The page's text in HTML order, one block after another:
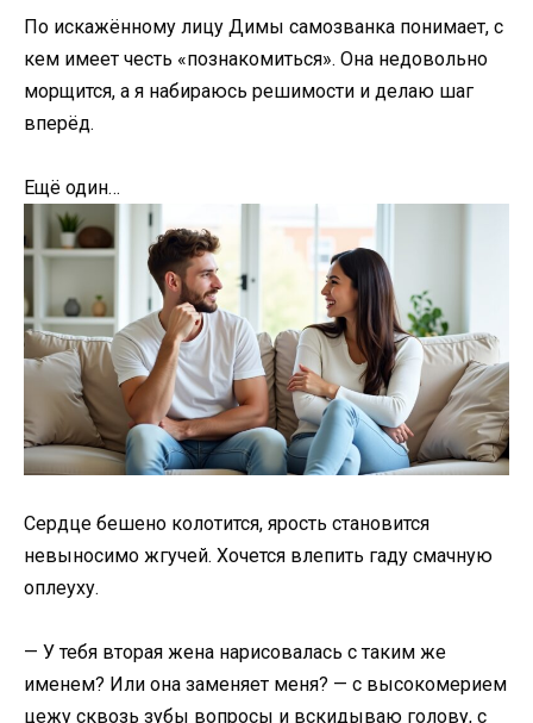
По искажённому лицу Димы самозванка понимает, с
кем имеет честь «познакомиться». Она недовольно
морщится, а я набираюсь решимости и делаю шаг
вперёд.
Ещё один…
Сердце бешено колотится, ярость становится
невыносимо жгучей. Хочется влепить гаду смачную
оплеуху.
— У тебя вторая жена нарисовалась с таким же
именем? Или она заменяет меня? — с высокомерием
цежу сквозь зубы вопросы и вскидываю голову, с